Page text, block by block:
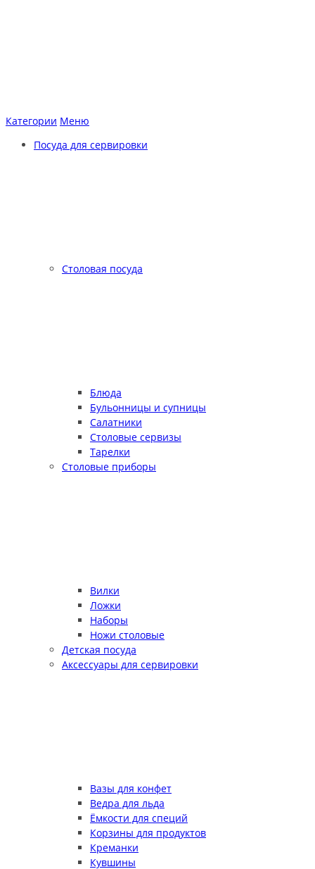
Категории Меню
Посуда для сервировки
Столовая посуда
Блюда
Бульонницы и супницы
Салатники
Столовые сервизы
Тарелки
Столовые приборы
Вилки
Ложки
Наборы
Ножи столовые
Детская посуда
Аксессуары для сервировки
Вазы для конфет
Ведра для льда
Ёмкости для специй
Корзины для продуктов
Креманки
Кувшины